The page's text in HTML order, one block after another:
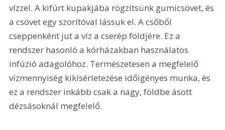
vízzel. A kifúrt kupakjába rögzítsünk gumicsövet, és
a csövet egy szorítóval lássuk el. A csőből
cseppenként jut a víz a cserép földjére. Ez a
rendszer hasonló a kórházakban használatos
infúzió adagolóhoz. Természetesen a megfelelő
vízmennyiség kikísérletezése időigényes munka, és
ez a rendszer inkább csak a nagy, földbe ásott
dézsásoknál megfelelő.